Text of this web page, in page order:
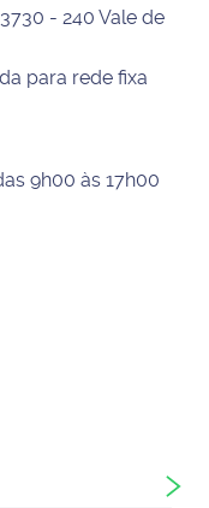
- 240 Vale de
para rede fixa
9h00 às 17h00